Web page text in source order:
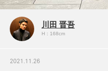
川田 晋吾
H：168cm
2021.11.26